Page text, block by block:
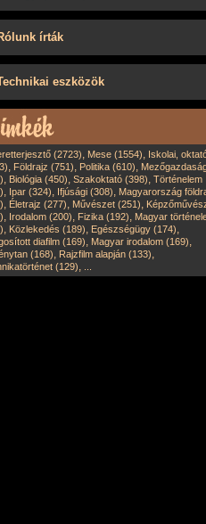
írták
eszközök
(2723), Mese (1554), Iskolai,
, Földrajz (751), Politika (610),
, Biológia (450), Szakoktató (398), Történelem
, Ipar (324), Ifjúsági (308), Magyarország
, Életrajz (277), Művészet (251),
, Irodalom (200), Fizika (192), Magyar
, Közlekedés (189), Egészségügy (174),
diafilm (169), Magyar irodalom (169),
(168), Rajzfilm alapján (133),
(129),